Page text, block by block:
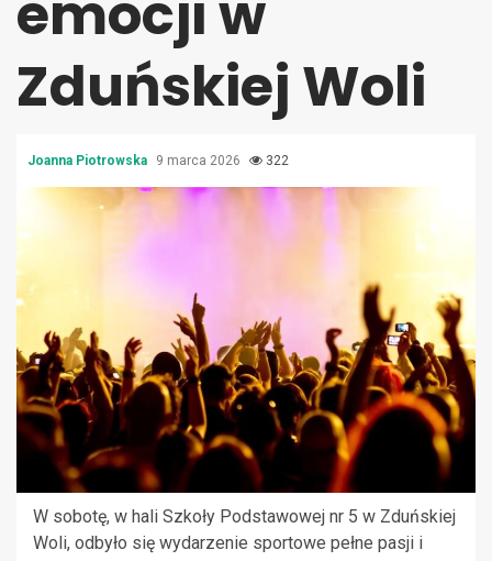
Zduńskiej Woli
Joanna Piotrowska 9 marca 2026 322
W sobotę, w hali Szkoły Podstawowej nr 5 w Zduńskiej
Woli, odbyło się wydarzenie sportowe pełne pasji i